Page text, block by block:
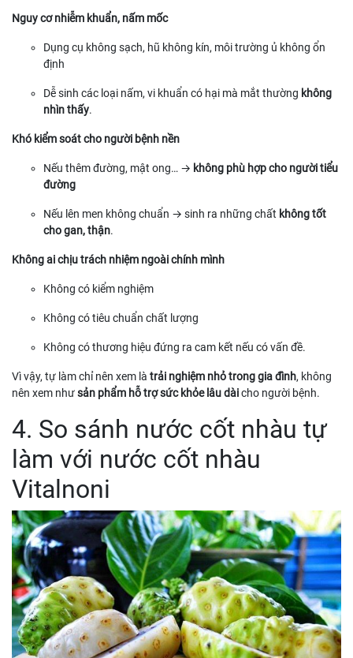
Nguy cơ nhiễm khuẩn, nấm mốc
Dụng cụ không sạch, hũ không kín, môi trường ủ không ổn
định
Dễ sinh các loại nấm, vi khuẩn có hại mà mắt thường không
nhìn thấy.
Khó kiểm soát cho người bệnh nền
Nếu thêm đường, mật ong… → không phù hợp cho người tiểu
đường
Nếu lên men không chuẩn → sinh ra những chất không tốt
cho gan, thận.
Không ai chịu trách nhiệm ngoài chính mình
Không có kiểm nghiệm
Không có tiêu chuẩn chất lượng
Không có thương hiệu đứng ra cam kết nếu có vấn đề.
Vì vậy, tự làm chỉ nên xem là trải nghiệm nhỏ trong gia đình, không
nên xem nhưsản phẩm hỗ trợ sức khỏe lâu dàicho người bệnh.
4. So sánh nước cốt nhàu tự
làm với nước cốt nhàu
Vitalnoni